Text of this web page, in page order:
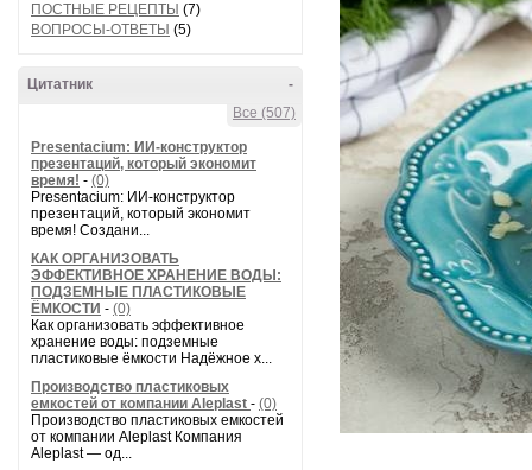
ПОСТНЫЕ РЕЦЕПТЫ (7)
ВОПРОСЫ-ОТВЕТЫ (5)
-
Цитатник
Все (507)
Presentacium: ИИ‑конструктор
презентаций, который экономит
время! - (0)
Presentacium: ИИ‑конструктор
презентаций, который экономит
время! Создани...
КАК ОРГАНИЗОВАТЬ
ЭФФЕКТИВНОЕ ХРАНЕНИЕ ВОДЫ:
ПОДЗЕМНЫЕ ПЛАСТИКОВЫЕ
ЁМКОСТИ - (0)
Как организовать эффективное
хранение воды: подземные
пластиковые ёмкости Надёжное х...
Производство пластиковых
емкостей от компании Aleplast - (0)
Производство пластиковых емкостей
от компании Aleplast Компания
Aleplast — од...